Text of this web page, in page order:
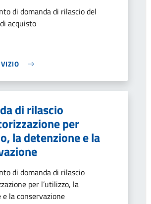
di domanda di rilascio del
acquisto
di rilascio
per
la detenzione e la
di domanda di rilascio
per l’utilizzo, la
la conservazione